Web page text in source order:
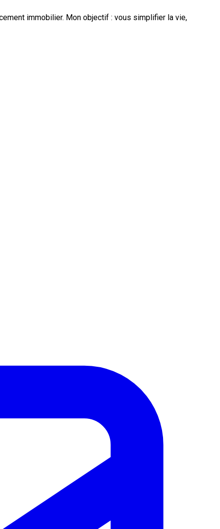
immobilier. Mon objectif : vous simplifier la vie,